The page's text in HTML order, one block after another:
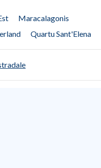
Maracalagonis
Quartu Sant'Elena